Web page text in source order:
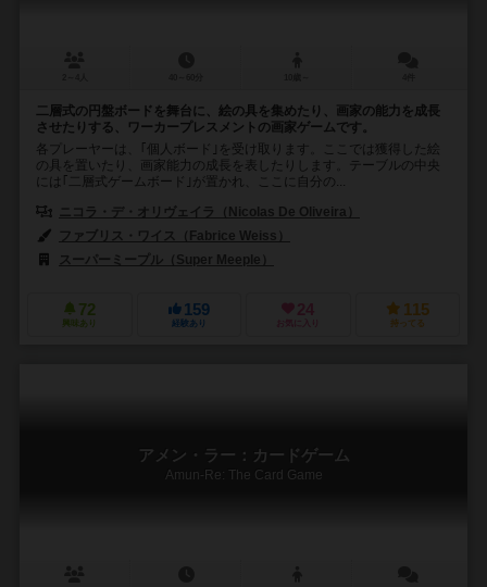
二層式の円盤ボードを舞台に、絵の具を集めたり、画家の能力を成長
させたりする、ワーカープレスメントの画家ゲームです。
各プレーヤーは、｢個人ボード｣を受け取ります。ここでは獲得した絵
の具を置いたり、画家能力の成長を表したりします。テーブルの中央
には｢二層式ゲームボード｣が置かれ、ここに自分の...
ニコラ・デ・オリヴェイラ（Nicolas De Oliveira）
ファブリス・ワイス（Fabrice Weiss）
スーパーミープル（Super Meeple）
72
興味あり
159
経験あり
24
お気に入り
115
持ってる
アメン・ラー：カードゲーム
Amun-Re: The Card Game